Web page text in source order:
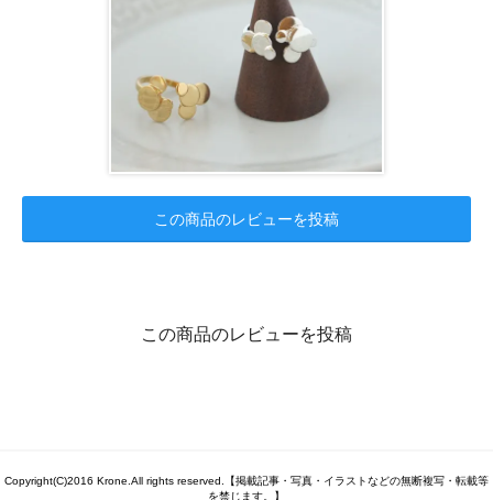
この商品のレビューを投稿
この商品のレビューを投稿
Copyright(C)2016 Krone.All rights reserved.【掲載記事・写真・イラストなどの無断複写・転載等
を禁じます。】